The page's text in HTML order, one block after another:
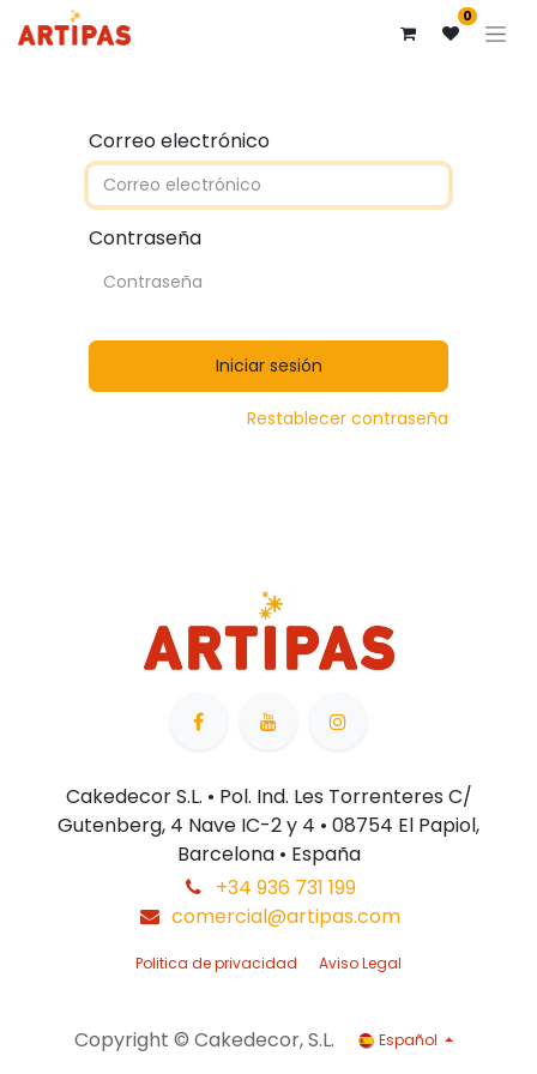
0
Correo electrónico
Contraseña
Iniciar sesión
Restablecer contraseña
Cakedecor S.L. • Pol. Ind. Les Torrenteres C/
Gutenberg, 4 Nave IC-2 y 4 • 08754 El Papiol,
Barcelona • España
+34 936 731 199
comercial@artipas.com
Politica de privacidad Aviso Legal
Copyright © Cakedecor, S.L. Español